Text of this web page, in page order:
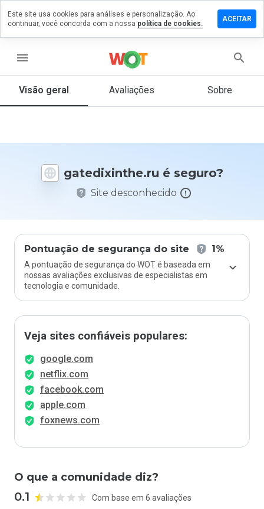
menu
Visão geral Avaliações Sobre
gatedixinthe.ru é seguro?
Site desconhecido
Pontuação de segurança do site 1%
A pontuação de segurança do WOT é baseada em
nossas avaliações exclusivas de especialistas em
tecnologia e comunidade.
Veja sites confiáveis populares:
google.com
netflix.com
facebook.com
apple.com
foxnews.com
O que a comunidade diz?
0.1 Com base em 6 avaliações
um
que
Este site usa cookies para análises e personalização. Ao
continuar, você concorda com a nossa política de cookies.
ACEITAR